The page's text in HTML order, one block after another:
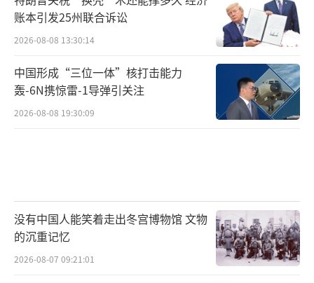
账本引发25州联合诉讼
2026-08-08 13:30:14
中国形成“三位一体”核打击能力
轰-6N携惊雷-1导弹引关注
2026-08-08 19:30:09
没有中国人能笑着走出冬宫博物馆 文物
的沉重记忆
2026-08-07 09:21:01